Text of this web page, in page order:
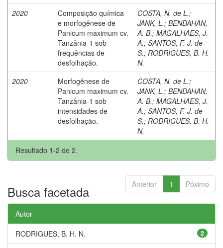
2020
Composição química
e morfogênese de
Panicum maximum cv.
Tanzânia-1 sob
frequências de
desfolhação.
COSTA, N. de L.;
JANK, L.; BENDAHAN,
A. B.; MAGALHAES, J.
A.; SANTOS, F. J. de
S.; RODRIGUES, B. H.
N.
2020
Morfogênese de
Panicum maximum cv.
Tanzânia-1 sob
intensidades de
desfolhação.
COSTA, N. de L.;
JANK, L.; BENDAHAN,
A. B.; MAGALHAES, J.
A.; SANTOS, F. J. de
S.; RODRIGUES, B. H.
N.
Resultado 1-2 de 2.
Anterior 1 Póximo
Busca facetada
Autor
2
RODRIGUES, B. H. N.